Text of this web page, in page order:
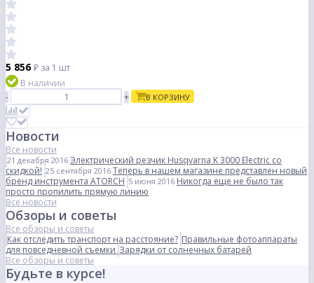
5 856₽ за 1 шт
В наличии
-
+ В КОРЗИНУ
Новости
Все новости
21 декабря 2016 Электрический резчик Husqvarna K 3000 Electric со
скидкой! 25 сентября 2016 Теперь в нашем магазине представлен новый
бренд инструмента ATORCH 5 июня 2016 Никогда еще не было так
просто пропилить прямую линию
Все новости
Обзоры и советы
Все обзоры и советы
Как отследить транспорт на расстояние? Правильные фотоаппараты
для повседневной съемки Зарядки от солнечных батарей
Все обзоры и советы
Будьте в курсе!